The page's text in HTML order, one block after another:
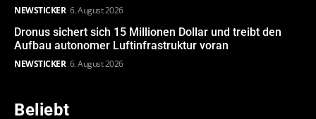
NEWSTICKER 6. August 2026
Dronus sichert sich 15 Millionen Dollar und treibt den
Aufbau autonomer Luftinfrastruktur voran
NEWSTICKER 6. August 2026
Beliebt